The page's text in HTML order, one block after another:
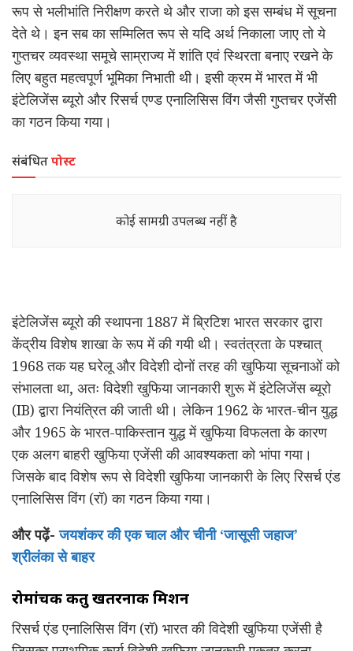
रूप से भलीभांति निरीक्षण करते थे और राजा को इस सम्बंध में सूचना
देते थे। इन सब का सम्मिलित रूप से यदि अर्थ निकाला जाए तो ये
गुप्तचर व्यवस्था समूचे साम्राज्य में शांति एवं स्थिरता बनाए रखने के
लिए बहुत महत्वपूर्ण भूमिका निभाती थी। इसी क्रम में भारत में भी
इंटेलिजेंस ब्यूरो और रिसर्च एण्ड एनालिसिस विंग जैसी गुप्तचर एजेंसी
का गठन किया गया।
संबंधितपोस्ट
कोई सामग्री उपलब्ध नहीं है
इंटेलिजेंस ब्यूरो की स्थापना 1887 में ब्रिटिश भारत सरकार द्वारा
केंद्रीय विशेष शाखा के रूप में की गयी थी। स्वतंत्रता के पश्चात्
1968 तक यह घरेलू और विदेशी दोनों तरह की खुफिया सूचनाओं को
संभालता था, अतः विदेशी खुफिया जानकारी शुरू में इंटेलिजेंस ब्यूरो
(IB) द्वारा नियंत्रित की जाती थी। लेकिन 1962 के भारत-चीन युद्ध
और 1965 के भारत-पाकिस्तान युद्ध में खुफिया विफलता के कारण
एक अलग बाहरी खुफिया एजेंसी की आवश्यकता को भांपा गया।
जिसके बाद विशेष रूप से विदेशी खुफिया जानकारी के लिए रिसर्च एंड
एनालिसिस विंग (रॉ) का गठन किया गया।
और पढ़ें-जयशंकर की एक चाल और चीनी ‘जासूसी जहाज’
श्रीलंका से बाहर
रोमांचक किंतु खतरनाक मिशन
रिसर्च एंड एनालिसिस विंग (रॉ) भारत की विदेशी खुफिया एजेंसी है